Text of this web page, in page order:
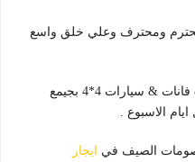
محترم ومحترف وعلي خلق واسع
كما نعمل ايضا علي ايجار حافلات & فانات & سيارات 4*4 بجيمع
الصيف في
ايجار